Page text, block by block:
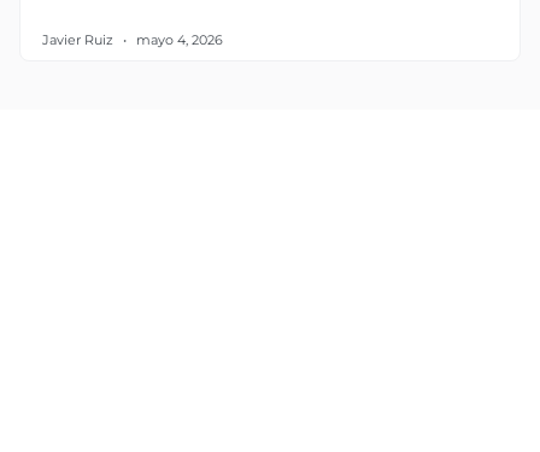
Javier Ruiz mayo 4, 2026